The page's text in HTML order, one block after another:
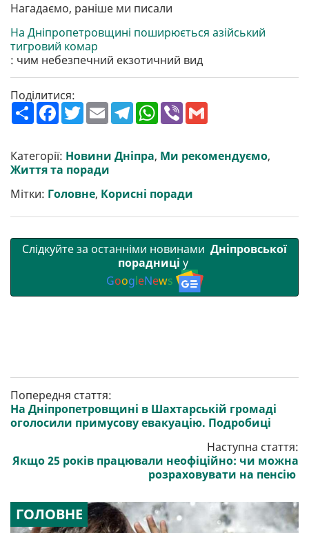
Нагадаємо, раніше ми писали
На Дніпропетровщині поширюється азійський
тигровий комар
: чим небезпечний екзотичний вид
Поділитися:
П
о
р
и
т
F
a
b
o
o
T
w
t
e
r
E
m
l
T
e
g
r
W
h
s
A
V
r l
Категорії: Новини Дніпра, Ми рекомендуємо,
Життя та поради
Мітки: Головне, Корисні поради
Слідкуйте за останніми новинами Дніпровської
порадниці у
GoogleNews
Попередня стаття:
На Дніпропетровщині в Шахтарській громаді
оголосили примусову евакуацію. Подробиці
Наступна стаття:
Якщо 25 років працювали неофіційно: чи можна
розраховувати на пенсію
ГОЛОВНЕ